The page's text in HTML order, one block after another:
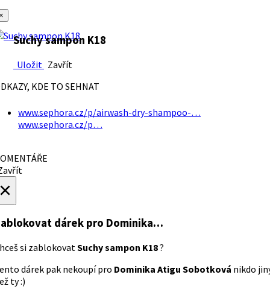
Suchy sampon K18
Uložit Zavřít
KDE TO SEHNAT
www.sephora.cz/p/airwash-dry-shampoo-…
www.sephora.cz/p…
dárek pro Dominika…
si zablokovatSuchy sampon K18?
dárek pak nekoupí pro Dominika Atigu Sobotková nikdo
ty :)